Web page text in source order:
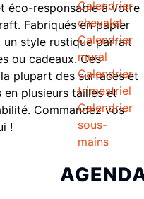
Calendrier
chevalet
Calendrier
mural
Calendrier
trimestriel
Calendrier
sous-
mains
éco-responsable à votre
Fabriqués en papier
style rustique parfait
ou cadeaux. Ces
plupart des surfaces et
plusieurs tailles et
Commandez vos
!